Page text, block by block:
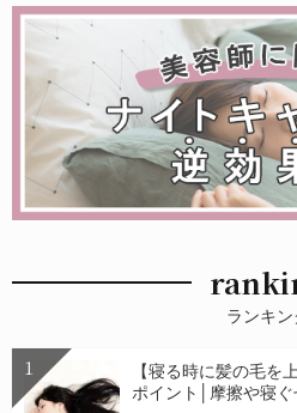
ランキン
【寝る時に髪の毛を
ポイント│摩擦や寝